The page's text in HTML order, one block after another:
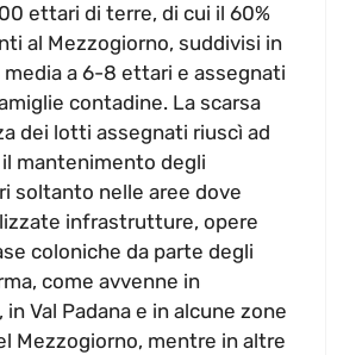
ettari di terre, di cui il 60%
al Mezzogiorno, suddivisi in
a 6-8 ettari e assegnati
contadine. La scarsa
dei lotti assegnati riuscì ad
mantenimento degli
soltanto nelle aree dove
infrastrutture, opere
coloniche da parte degli
come avvenne in
in Val Padana e in alcune zone
Mezzogiorno, mentre in altre